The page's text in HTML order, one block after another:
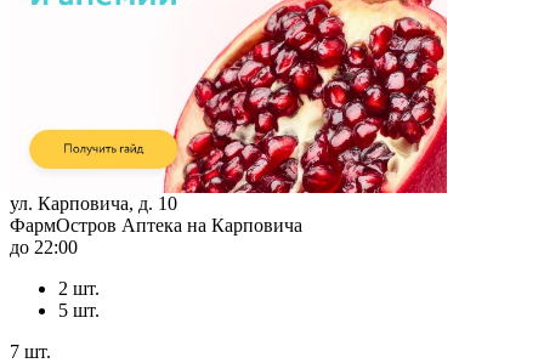
ул. Карповича, д. 10
ФармОстров Аптека на Карповича
до 22:00
2 шт.
5 шт.
7 шт.